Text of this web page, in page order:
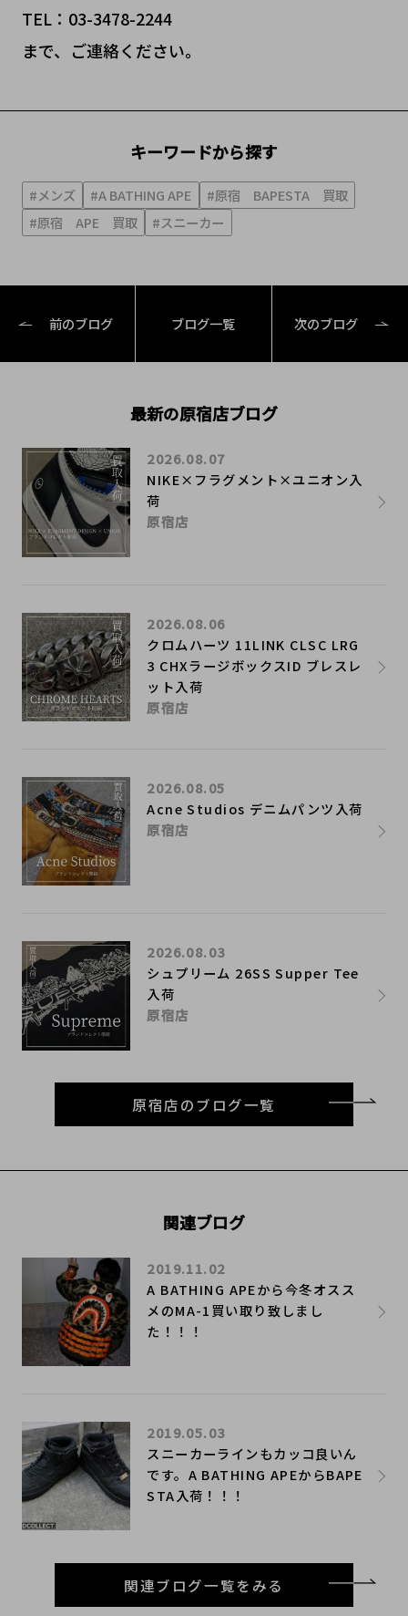
TEL：03-3478-2244
まで、ご連絡ください。
キーワードから探す
#メンズ #A BATHING APE
#原宿 BAPESTA 買取
#原宿 APE 買取
#スニーカー
前のブログ ブログ一覧 次のブログ
最新の原宿店ブログ
NIKE×フラグメント×ユニオン入
荷
2026.08.07
原宿店
クロムハーツ 11LINK CLSC LRG
3 CHXラージボックスID ブレスレ
ット入荷
2026.08.06
原宿店
Acne Studios デニムパンツ入荷
2026.08.05
原宿店
シュプリーム 26SS Supper Tee
入荷
2026.08.03
原宿店
原宿店のブログ一覧
関連ブログ
A BATHING APEから今冬オスス
メのMA-1買い取り致しまし
た！！！
2019.11.02
スニーカーラインもカッコ良いん
です。A BATHING APEからBAPE
STA入荷！！！
2019.05.03
関連ブログ一覧をみる